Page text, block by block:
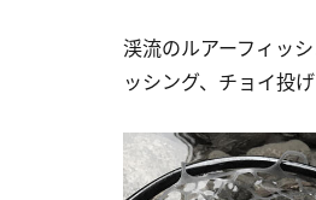
渓流のルアーフィッ
ッシング、チョイ投